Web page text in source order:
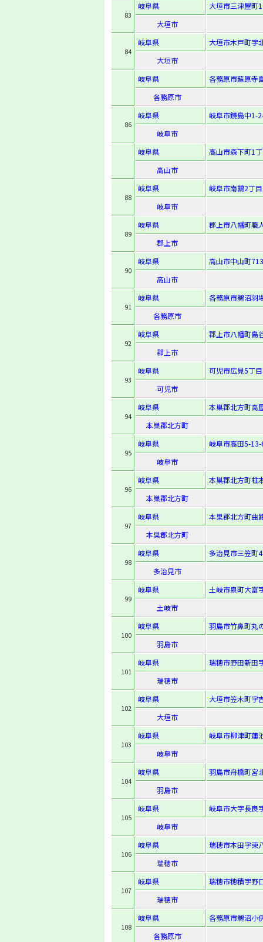
83
岐阜県
大垣市三津屋町
大垣市
84
岐阜県
大垣市木戸町字
大垣市
岐阜県
各務原市蘇原寺
各務原市
86
岐阜県
岐阜市鏡島中1-
岐阜市
岐阜県
高山市森下町1
高山市
88
岐阜県
岐阜市南鶉2丁
岐阜市
89
岐阜県
郡上市八幡町職
郡上市
90
岐阜県
高山市中山町
高山市
91
岐阜県
各務原市鵜沼羽
各務原市
92
岐阜県
郡上市八幡町島
郡上市
93
岐阜県
可児市広見5丁
可児市
94
岐阜県
本巣郡北方町高
本巣郡北方町
95
岐阜県
岐阜市高田5-13-
岐阜市
96
岐阜県
本巣郡北方町柱
本巣郡北方町
97
岐阜県
本巣郡北方町曲
本巣郡北方町
98
岐阜県
多治見市三笠町
多治見市
99
岐阜県
土岐市泉町大富
土岐市
100
岐阜県
羽島市竹鼻町丸
羽島市
101
岐阜県
瑞穂市野田新田
瑞穂市
102
岐阜県
大垣市笠木町字
大垣市
103
岐阜県
岐阜市柳津町蓮
岐阜市
104
岐阜県
羽島市舟橋町宮
羽島市
105
岐阜県
岐阜市大字長良
岐阜市
106
岐阜県
瑞穂市本田字東
瑞穂市
107
岐阜県
瑞穂市穂積字野
瑞穂市
108
岐阜県
各務原市鵜沼小
各務原市